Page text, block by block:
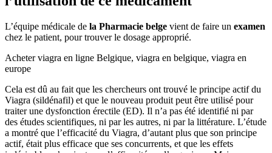
L’équipe médicale de la Pharmacie belge vient de faire un examen
chez le patient, pour trouver le dosage approprié.
Acheter viagra en ligne Belgique, viagra en belgique, viagra en
europe
Cela est dû au fait que les chercheurs ont trouvé le principe actif du
Viagra (sildénafil) et que le nouveau produit peut être utilisé pour
traiter une dysfonction érectile (ED). Il n’a pas été identifié ni par
des études scientifiques, ni par les autres, ni par la littérature. L’étude
a montré que l’efficacité du Viagra, d’autant plus que son principe
actif, était plus efficace que ses concurrents, et que les effets